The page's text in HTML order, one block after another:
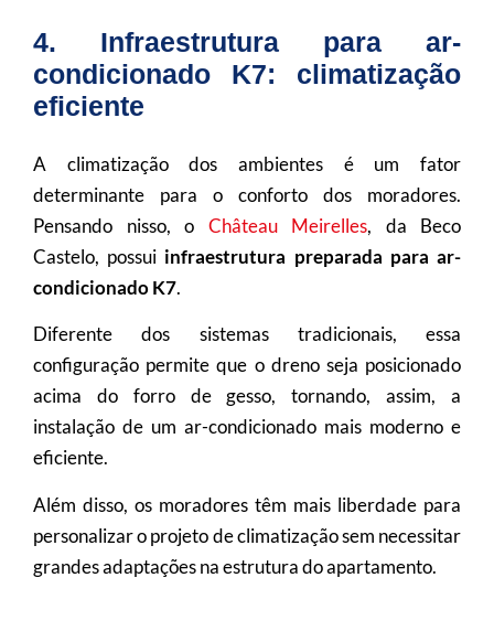
4. Infraestrutura para ar-
condicionado K7: climatização
eficiente
A climatização dos ambientes é um fator
determinante para o conforto dos moradores.
Pensando nisso, o Château Meirelles, da Beco
Castelo, possui infraestrutura preparada para ar-
condicionado K7.
Diferente dos sistemas tradicionais, essa
configuração permite que o dreno seja posicionado
acima do forro de gesso, tornando, assim, a
instalação de um ar-condicionado mais moderno e
eficiente.
Além disso, os moradores têm mais liberdade para
personalizar o projeto de climatização sem necessitar
grandes adaptações na estrutura do apartamento.